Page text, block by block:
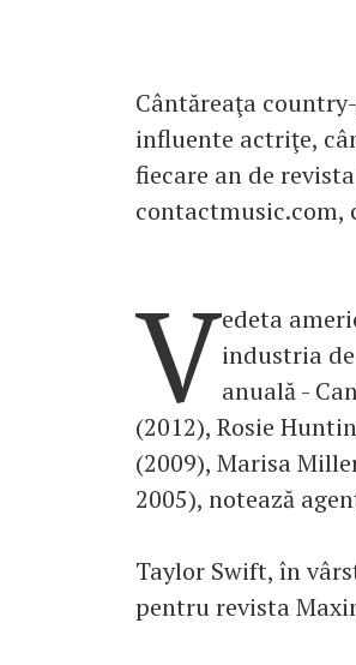
Cântăreaţa
influente actriţe,
fiecare an de
contactmusic.com,
Vedeta
industria
anuală -
(2012), Rosie
(2009), Marisa
2005), notează
Taylor Swift, în
pentru revista